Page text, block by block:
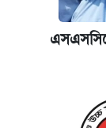
আবেদন শুরু